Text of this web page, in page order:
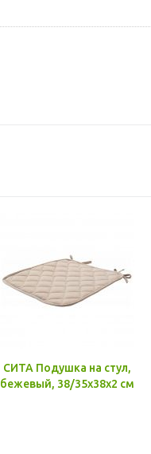
СИТА Подушка на стул,
бежевый, 38/35x38x2 см